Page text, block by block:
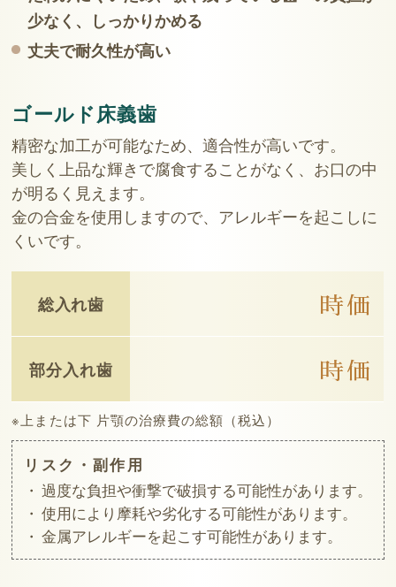
少なく、しっかりかめる
丈夫で耐久性が高い
ゴールド床義歯
精密な加工が可能なため、適合性が高いです。
美しく上品な輝きで腐食することがなく、お口の中
が明るく見えます。
金の合金を使用しますので、アレルギーを起こしに
くいです。
総入れ歯 時価
部分入れ歯 時価
※上または下 片顎の治療費の総額（税込）
リスク・副作用
過度な負担や衝撃で破損する可能性があります。
使用により摩耗や劣化する可能性があります。
金属アレルギーを起こす可能性があります。